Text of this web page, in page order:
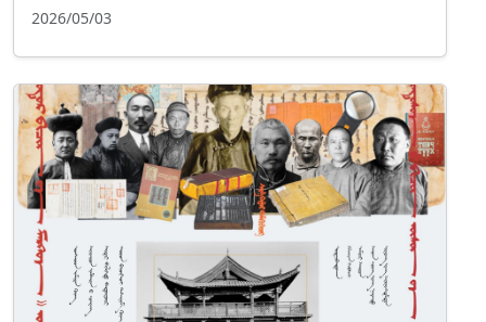
2026/05/03